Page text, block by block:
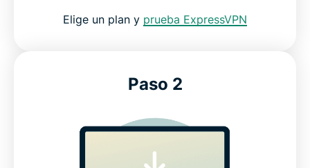
Elige un plan y prueba ExpressVPN
Paso 2